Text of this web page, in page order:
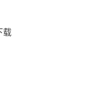
载